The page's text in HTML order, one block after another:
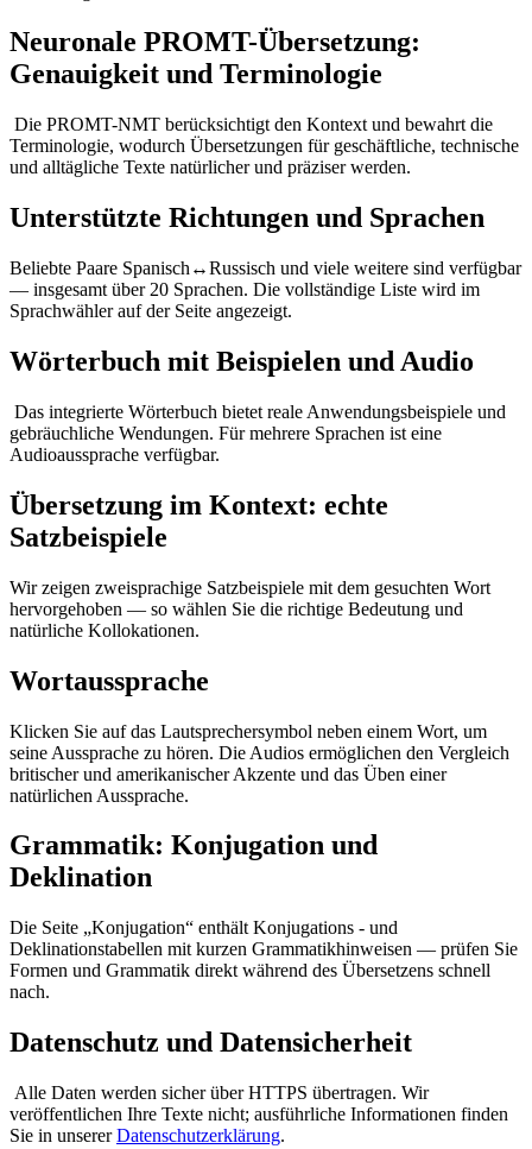
Neuronale PROMT-Übersetzung:
Genauigkeit und Terminologie
Die PROMT-NMT berücksichtigt den Kontext und bewahrt die
Terminologie, wodurch Übersetzungen für geschäftliche, technische
und alltägliche Texte natürlicher und präziser werden.
Unterstützte Richtungen und Sprachen
Beliebte Paare Spanisch↔Russisch und viele weitere sind verfügbar
— insgesamt über 20 Sprachen. Die vollständige Liste wird im
Sprachwähler auf der Seite angezeigt.
Wörterbuch mit Beispielen und Audio
Das integrierte Wörterbuch bietet reale Anwendungsbeispiele und
gebräuchliche Wendungen. Für mehrere Sprachen ist eine
Audioaussprache verfügbar.
Übersetzung im Kontext: echte
Satzbeispiele
Wir zeigen zweisprachige Satzbeispiele mit dem gesuchten Wort
hervorgehoben — so wählen Sie die richtige Bedeutung und
natürliche Kollokationen.
Wortaussprache
Klicken Sie auf das Lautsprechersymbol neben einem Wort, um
seine Aussprache zu hören. Die Audios ermöglichen den Vergleich
britischer und amerikanischer Akzente und das Üben einer
natürlichen Aussprache.
Grammatik: Konjugation und
Deklination
Die Seite „Konjugation“ enthält Konjugations - und
Deklinationstabellen mit kurzen Grammatikhinweisen — prüfen Sie
Formen und Grammatik direkt während des Übersetzens schnell
nach.
Datenschutz und Datensicherheit
Alle Daten werden sicher über HTTPS übertragen. Wir
veröffentlichen Ihre Texte nicht; ausführliche Informationen finden
Sie in unsererDatenschutzerklärung.